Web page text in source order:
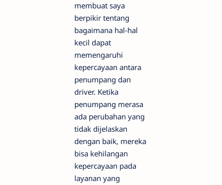
membuat saya
berpikir tentang
bagaimana hal-hal
kecil dapat
memengaruhi
kepercayaan antara
penumpang dan
driver. Ketika
penumpang merasa
ada perubahan yang
tidak dijelaskan
dengan baik, mereka
bisa kehilangan
kepercayaan pada
layanan yang